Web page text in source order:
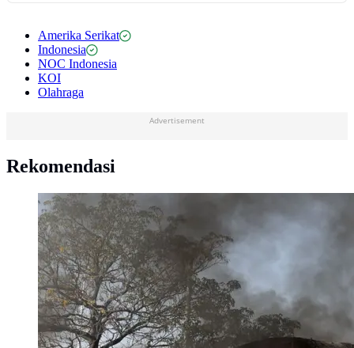
Amerika Serikat
Indonesia
NOC Indonesia
KOI
Olahraga
Advertisement
Rekomendasi